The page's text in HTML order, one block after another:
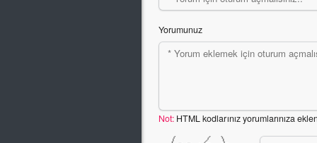
Yorumunuz
Not: HTML kodlarınız yorumlarınıza